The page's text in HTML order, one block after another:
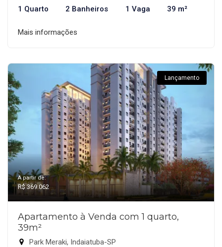
1 Quarto 2 Banheiros 1 Vaga 39 m²
Mais informações
Lançamento
A partir de:
R$ 369.062
Apartamento à Venda com 1 quarto,
39m²
Park Meraki, Indaiatuba-SP